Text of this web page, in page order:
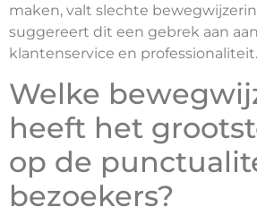
maken, valt slechte
suggereert dit een gebrek aan
klantenservice en professionaliteit.
Welke
heeft het
op de
bezoekers?